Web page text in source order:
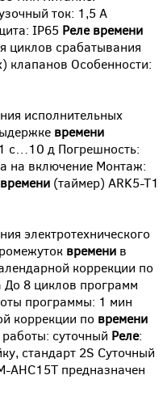
ток: 1,5 А
IP65 Реле времени
циклов срабатывания
клапанов Особенности:
исполнительных
времени
с…10 д Погрешность:
на включение Монтаж:
времени (таймер) ARK5-T1
электротехнического
времени в
коррекции по
8 циклов программ
программы: 1 мин
коррекции по времени
суточный Реле:
стандарт 2S Суточный
AHC15T предназначен